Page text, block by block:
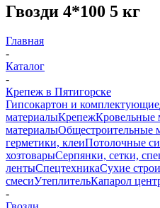
Гвозди 4*100 5 кг
Главная
-
Каталог
-
Крепеж в Пятигорске
Гипсокартон и комплектующие
материалыКрепежКровельные
материалыОбщестроительные
герметики, клеиПотолочные
хозтоварыСерпянки, сетки,
лентыСпецтехникаСухие
смесиУтеплительКапарол
-